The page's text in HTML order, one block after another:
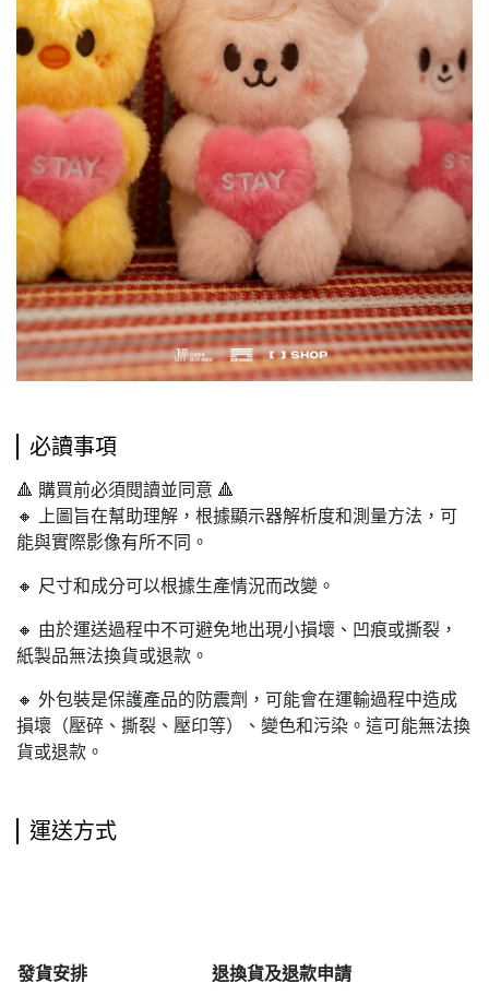
必讀事項
🔺 購買前必須閱讀並同意 🔺
🔸 上圖旨在幫助理解，根據顯示器解析度和測量方法，可
能與實際影像有所不同。
🔸 尺寸和成分可以根據生產情況而改變。
🔸 由於運送過程中不可避免地出現小損壞、凹痕或撕裂，
紙製品無法換貨或退款。
🔸 外包裝是保護產品的防震劑，可能會在運輸過程中造成
損壞（壓碎、撕裂、壓印等）、變色和污染。這可能無法換
貨或退款。
運送方式
發貨安排 退換貨及退款申請